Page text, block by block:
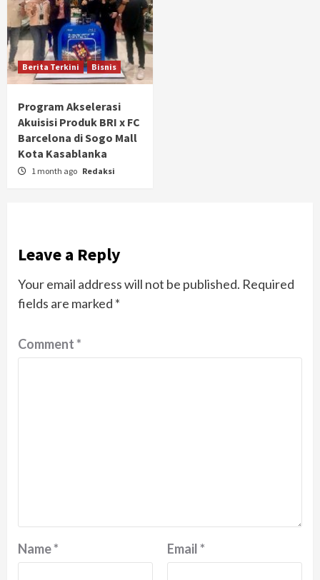
Berita Terkini Bisnis
Program Akselerasi
Akuisisi Produk BRI x FC
Barcelona di Sogo Mall
Kota Kasablanka
1 month ago Redaksi
Leave a Reply
Your email address will not be published. Required
fields are marked *
Comment*
Name* Email*